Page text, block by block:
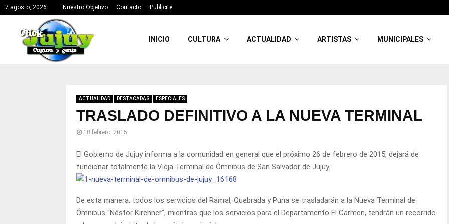
7 agosto, 2026 Nuestro Objetivo Contacto Publicite
INICIO CULTURA ACTUALIDAD ARTISTAS MUNICIPALES
ACTUALIDAD DESTACADAS ESPECIALES
TRASLADO DEFINITIVO A LA NUEVA TERMINAL
18 febrero, 2015
El Gobierno de Jujuy informa a la comunidad en general que el próximo 26 de febrero de 2015, dejará de
funcionar totalmente la Vieja Terminal de Ómnibus de San Salvador de Jujuy.
De esta manera, todos los servicios del Ramal, Quebrada y Puna se trasladarán a la Nueva Terminal de
Ómnibus “Néstor Kirchner”, mientras que los servicios para el Departamento El Carmen, tendrán un recorrido